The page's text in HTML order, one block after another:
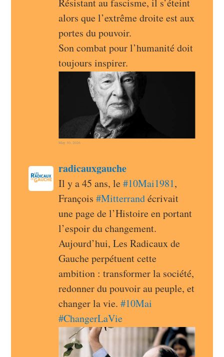
Résistant au fascisme, il s’éteint
alors que l’extrême droite est aux
portes du pouvoir.
Son combat pour l’humanité doit
toujours inspirer.
May 30, 2026
radicauxgauche avatar
radicauxgauchepost
Il y a 45 ans, le #10Mai1981,
François #Mitterrand écrivait
une page de l’Histoire en portant
l’espoir du changement.
Aujourd’hui, Les Radicaux de
Gauche perpétuent cette
ambition : transformer la société,
redonner du pouvoir au peuple, et
changer la vie. #10Mai
#ChangerLaVie